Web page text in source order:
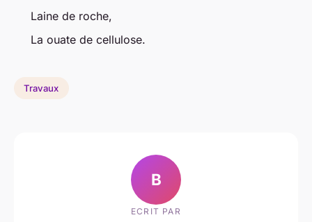
Laine de roche,
La ouate de cellulose.
Travaux
B
ECRIT PAR